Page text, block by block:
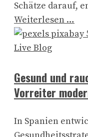
Schätze darauf,
Weiterlesen …
Live Blog
Gesund und
Vorreiter
In Spanien